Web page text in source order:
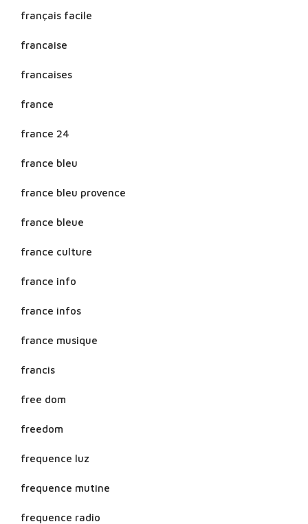
français facile
francaise
francaises
france
france 24
france bleu
france bleu provence
france bleue
france culture
france info
france infos
france musique
francis
free dom
freedom
frequence luz
frequence mutine
frequence radio